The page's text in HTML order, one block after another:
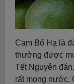
Cam Bố Hạ là
thường được
Tết Nguyên
rất mọng nước.